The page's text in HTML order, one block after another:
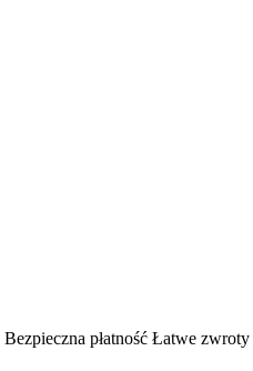
Bezpieczna płatność Łatwe zwroty